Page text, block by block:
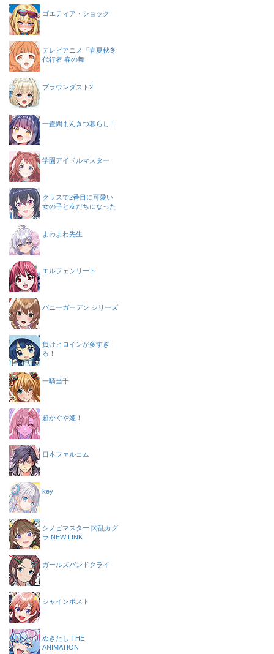
ゴエティア・ショック
テレビアニメ『春夏秋冬
代行者 春の舞
ブラウンダスト2
一畳間まんきつ暮らし！
学園アイドルマスター
クラスで2番目に可愛い
女の子と友だちになった
よわよわ先生
エルフェンリート
バニーガーデン シリーズ
負けヒロインが多すぎ
る！
一騎当千
超かぐや姫！
日本ファルコム
key
シノビマスター 閃乱カグ
ラ NEW LINK
ガールズバンドクライ
シャインポスト
ぬきたし THE
ANIMATION